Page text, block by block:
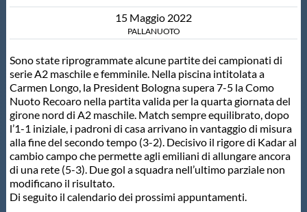
Salvamento
Master
Formazione
15 Maggio 2022
PALLANUOTO
Sono state riprogrammate alcune partite dei campionati di
serie A2 maschile e femminile. Nella piscina intitolata a
Carmen Longo, la President Bologna supera 7-5 la Como
Nuoto Recoaro nella partita valida per la quarta giornata del
girone nord di A2 maschile. Match sempre equilibrato, dopo
l’1-1 iniziale, i padroni di casa arrivano in vantaggio di misura
alla fine del secondo tempo (3-2). Decisivo il rigore di Kadar al
cambio campo che permette agli emiliani di allungare ancora
di una rete (5-3). Due gol a squadra nell’ultimo parziale non
modificano il risultato.
Di seguito il calendario dei prossimi appuntamenti.